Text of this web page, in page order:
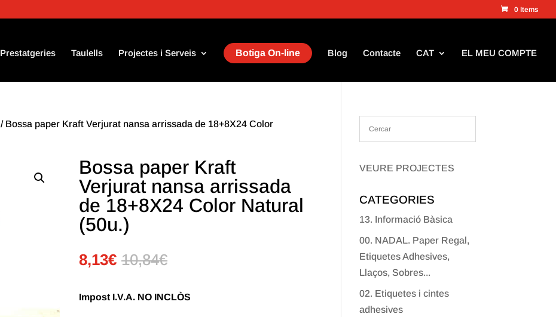
0 Items
Prestatgeries Taulells Projectes i Serveis Botiga On-line Blog Contacte CAT EL MEU COMPTE
/ Bossa paper Kraft Verjurat nansa arrissada de 18+8X24 Color
Bossa paper Kraft
Verjurat nansa arrissada
de 18+8X24 Color Natural
(50u.)
8,13€ 10,84€
Impost I.V.A. NO INCLÒS
VEURE PROJECTES
CATEGORIES
13. Informació Bàsica
00. NADAL. Paper Regal,
Etiquetes Adhesives,
Llaços, Sobres...
02. Etiquetes i cintes
adhesives